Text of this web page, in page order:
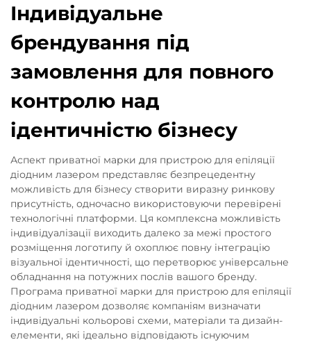
Індивідуальне
брендування під
замовлення для повного
контролю над
ідентичністю бізнесу
Аспект приватної марки для пристрою для епіляції
діодним лазером представляє безпрецедентну
можливість для бізнесу створити виразну ринкову
присутність, одночасно використовуючи перевірені
технологічні платформи. Ця комплексна можливість
індивідуалізації виходить далеко за межі простого
розміщення логотипу й охоплює повну інтеграцію
візуальної ідентичності, що перетворює універсальне
обладнання на потужних послів вашого бренду.
Програма приватної марки для пристрою для епіляції
діодним лазером дозволяє компаніям визначати
індивідуальні кольорові схеми, матеріали та дизайн-
елементи, які ідеально відповідають існуючим